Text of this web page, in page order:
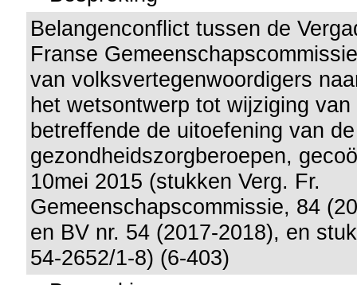
Belangenconflict tussen de
Franse
van volksvertegenwoordigers
het wetsontwerp tot wijziging
betreffende de uitoefening van de
gezondheidszorgberoepen,
10mei 2015 (stukken Verg. Fr.
Gemeenschapscommissie, 84
en BV nr. 54 (2017-2018), en
54-2652/1-8) (6-403)